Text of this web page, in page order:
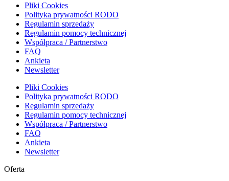
Pliki Cookies
Polityka prywatności RODO
Regulamin sprzedaży
Regulamin pomocy technicznej
Współpraca / Partnerstwo
FAQ
Ankieta
Newsletter
Pliki Cookies
Polityka prywatności RODO
Regulamin sprzedaży
Regulamin pomocy technicznej
Współpraca / Partnerstwo
FAQ
Ankieta
Newsletter
Oferta